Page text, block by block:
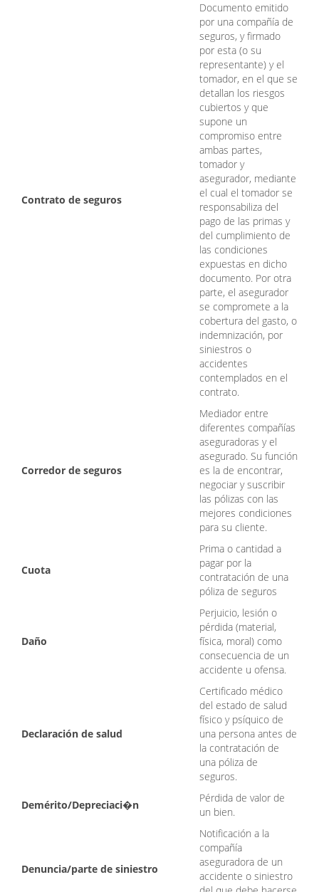
Contrato de seguros
Documento emitido
por una compañía de
seguros, y firmado
por esta (o su
representante) y el
tomador, en el que se
detallan los riesgos
cubiertos y que
supone un
compromiso entre
ambas partes,
tomador y
asegurador, mediante
el cual el tomador se
responsabiliza del
pago de las primas y
del cumplimiento de
las condiciones
expuestas en dicho
documento. Por otra
parte, el asegurador
se compromete a la
cobertura del gasto, o
indemnización, por
siniestros o
accidentes
contemplados en el
contrato.
Corredor de seguros
Mediador entre
diferentes compañías
aseguradoras y el
asegurado. Su función
es la de encontrar,
negociar y suscribir
las pólizas con las
mejores condiciones
para su cliente.
Cuota
Prima o cantidad a
pagar por la
contratación de una
póliza de seguros
Daño
Perjuicio, lesión o
pérdida (material,
física, moral) como
consecuencia de un
accidente u ofensa.
Declaración de salud
Certificado médico
del estado de salud
físico y psíquico de
una persona antes de
la contratación de
una póliza de
seguros.
Demérito/Depreciaci�n
Pérdida de valor de
un bien.
Denuncia/parte de siniestro
Notificación a la
compañía
aseguradora de un
accidente o siniestro